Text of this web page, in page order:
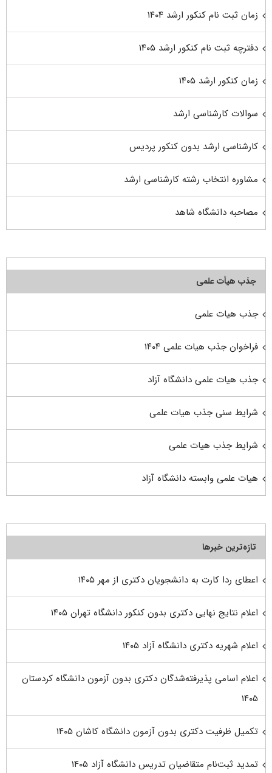
زمان ثبت نام کنکور ارشد ۱۴۰۴
دفترچه ثبت نام کنکور ارشد ۱۴۰۵
زمان کنکور ارشد ۱۴۰۵
سوالات کارشناسی ارشد
کارشناسی ارشد بدون کنکور پردیس
مشاوره انتخاب رشته کارشناسی ارشد
مصاحبه دانشگاه شاهد
جذب هیأت علمی
جذب هیات علمی
فراخوان جذب هیات علمی ۱۴۰۴
جذب هیات علمی دانشگاه آزاد
شرایط سنی جذب هیات علمی
شرایط جذب هیات علمی
هیات علمی وابسته دانشگاه آزاد
تازه‌ترین خبرها
اعطای ردا کارت به دانشجویان دکتری از مهر ۱۴۰۵
اعلام نتایج نهایی دکتری بدون کنکور دانشگاه تهران ۱۴۰۵
اعلام شهریه دکتری دانشگاه آزاد ۱۴۰۵
اعلام اسامی پذیرفته‌شدگان دکتری بدون آزمون دانشگاه کردستان
۱۴۰۵
تکمیل ظرفیت دکتری بدون آزمون دانشگاه کاشان ۱۴۰۵
تمدید ثبت‌نام متقاضیان تدریس دانشگاه آزاد ۱۴۰۵